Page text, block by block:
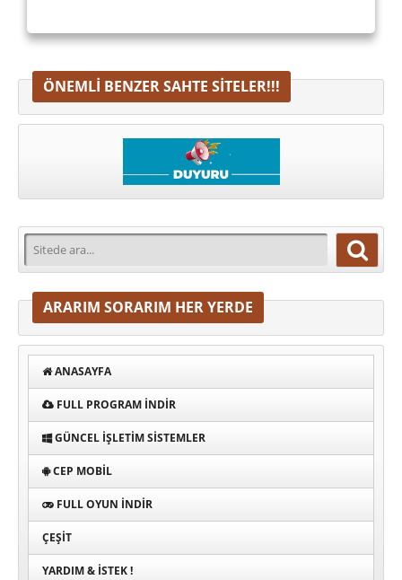
ÖNEMLI BENZER SAHTE SITELER!!!
ARARIM SORARIM HER YERDE
ANASAYFA
FULL PROGRAM INDIR
GÜNCEL İŞLETIM SISTEMLER
CEP MOBIL
FULL OYUN İNDIR
ÇEŞIT
YARDIM & İSTEK !